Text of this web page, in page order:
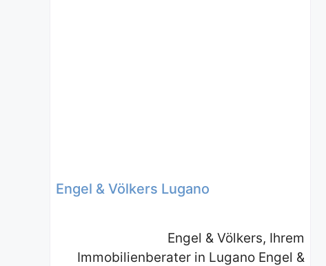
Engel & Völkers Lugano
Engel & Völkers, Ihrem
Immobilienberater in Lugano Engel &